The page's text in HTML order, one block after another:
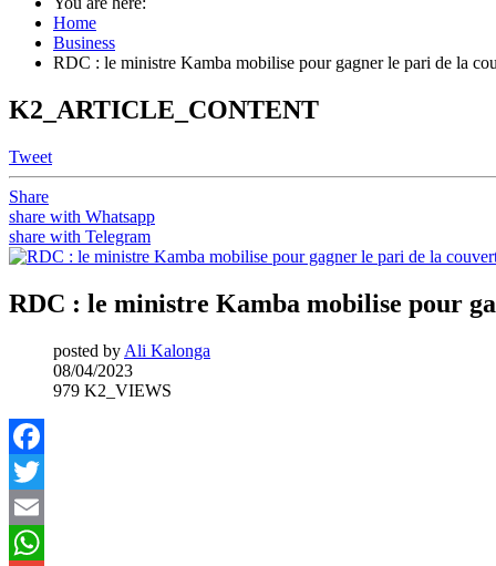
Home
Business
RDC : le ministre Kamba mobilise pour gagner le pari de la
K2_ARTICLE_CONTENT
Tweet
Share
share with Whatsapp
share with Telegram
RDC : le ministre Kamba mobilise pour
posted by Ali Kalonga
08/04/2023
979 K2_VIEWS
Facebook
Twitter
Email